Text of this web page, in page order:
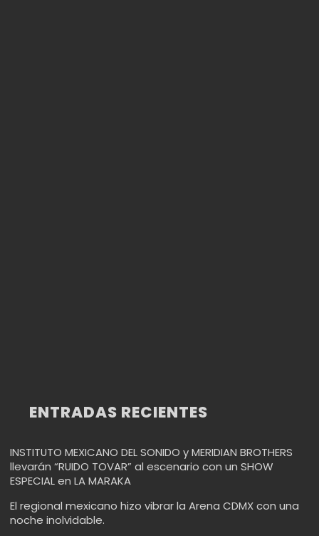
ENTRADAS RECIENTES
INSTITUTO MEXICANO DEL SONIDO y MERIDIAN BROTHERS
llevarán “RUIDO TOVAR” al escenario con un SHOW
ESPECIAL en LA MARAKA
El regional mexicano hizo vibrar la Arena CDMX con una
noche inolvidable.